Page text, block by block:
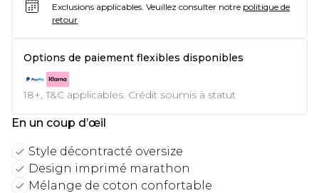
Exclusions applicables. Veuillez consulter notre politique de
retour
Options de paiement flexibles disponibles
18+, T&C applicables. Crédit soumis à statut
En un coup d’œil
Style décontracté oversize
Design imprimé marathon
Mélange de coton confortable